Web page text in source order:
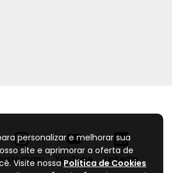
Instagram YouTube LinkedIn
personalizar e melhorar sua
site e aprimorar a oferta de
Visite nossaPolítica de Cookies